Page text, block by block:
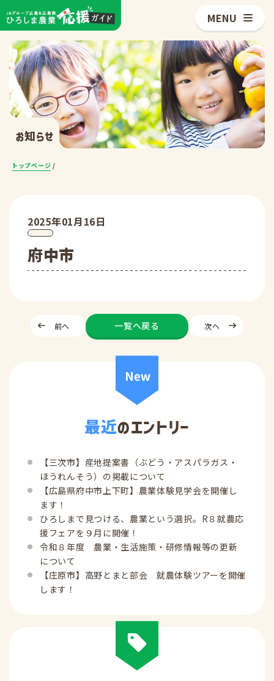
MENU
お知らせ
トップページ /
2025年01月16日
府中市
前へ 一覧へ戻る 次へ
最近のエントリー
【三次市】産地提案書（ぶどう・アスパラガス・
ほうれんそう）の掲載について
【広島県府中市上下町】農業体験見学会を開催し
ます！
ひろしまで見つける、農業という選択。R８就農応
援フェアを９月に開催！
令和８年度 農業・生活施策・研修情報等の更新
について
【庄原市】高野とまと部会 就農体験ツアーを開催
します！